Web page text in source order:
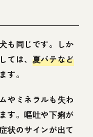
も同じです。しか
ては、 夏バテなど
す。
やミネラルも失わ
す。嘔吐や下痢が
状のサインが出て